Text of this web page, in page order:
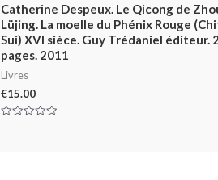
Catherine Despeux. Le Qicong de
Lüjing. La moelle du Phénix Rouge
Sui) XVI sièce. Guy Trédaniel éditeur.
pages. 2011
Livres
€15.00